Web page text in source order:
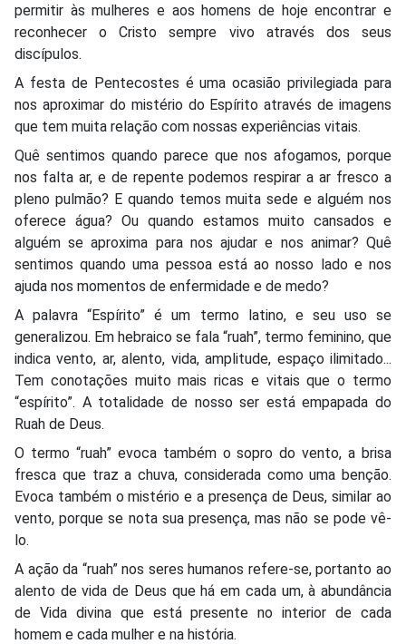
permitir às mulheres e aos homens de hoje encontrar e
reconhecer o Cristo sempre vivo através dos seus
discípulos.
A festa de Pentecostes é uma ocasião privilegiada para
nos aproximar do mistério do Espírito através de imagens
que tem muita relação com nossas experiências vitais.
Quê sentimos quando parece que nos afogamos, porque
nos falta ar, e de repente podemos respirar a ar fresco a
pleno pulmão? E quando temos muita sede e alguém nos
oferece água? Ou quando estamos muito cansados e
alguém se aproxima para nos ajudar e nos animar? Quê
sentimos quando uma pessoa está ao nosso lado e nos
ajuda nos momentos de enfermidade e de medo?
A palavra “Espírito” é um termo latino, e seu uso se
generalizou. Em hebraico se fala “ruah”, termo feminino, que
indica vento, ar, alento, vida, amplitude, espaço ilimitado...
Tem conotações muito mais ricas e vitais que o termo
“espírito”. A totalidade de nosso ser está empapada do
Ruah de Deus.
O termo “ruah” evoca também o sopro do vento, a brisa
fresca que traz a chuva, considerada como uma benção.
Evoca também o mistério e a presença de Deus, similar ao
vento, porque se nota sua presença, mas não se pode vê-
lo.
A ação da “ruah” nos seres humanos refere-se, portanto ao
alento de vida de Deus que há em cada um, à abundância
de Vida divina que está presente no interior de cada
homem e cada mulher e na história.